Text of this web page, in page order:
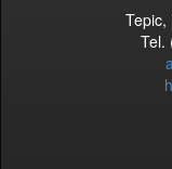
Tepic,
Tel.